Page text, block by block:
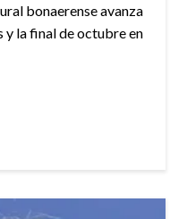
bonaerense avanza
y la final de octubre en